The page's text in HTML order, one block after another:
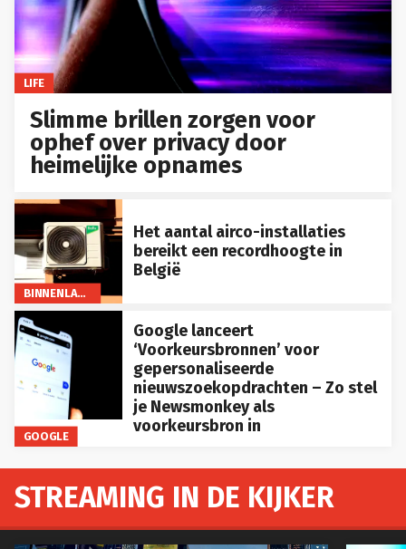
LIFE
Slimme brillen zorgen voor
ophef over privacy door
heimelijke opnames
BINNENLAND
Het aantal airco-installaties
bereikt een recordhoogte in
België
GOOGLE
Google lanceert
‘Voorkeursbronnen’ voor
gepersonaliseerde
nieuwszoekopdrachten – Zo stel
je Newsmonkey als
voorkeursbron in
STREAMING IN DE KIJKER